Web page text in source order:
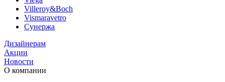
Villeroy&Boch
Vismaravetro
Сунержа
Дизайнерам
Акции
Новости
О компании